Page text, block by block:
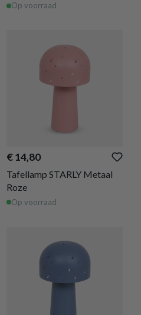
Op voorraad
€ 14,80
Tafellamp STARLY Metaal
Roze
Op voorraad